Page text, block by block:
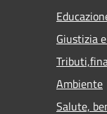
Giustizia
Ambiente
Salute,